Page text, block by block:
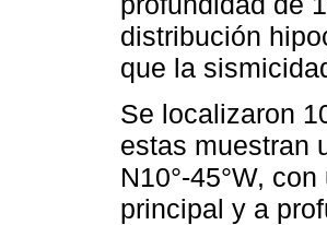
distribución
que la
Se localizaron
estas muestran
N10°-45°W,
principal y a